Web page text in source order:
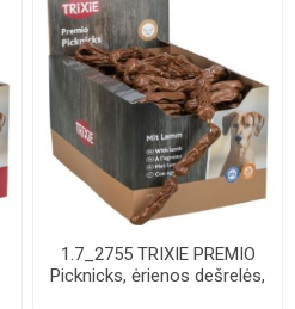
1.7_2755 TRIXIE PREMIO
Picknicks, ėrienos dešrelės,